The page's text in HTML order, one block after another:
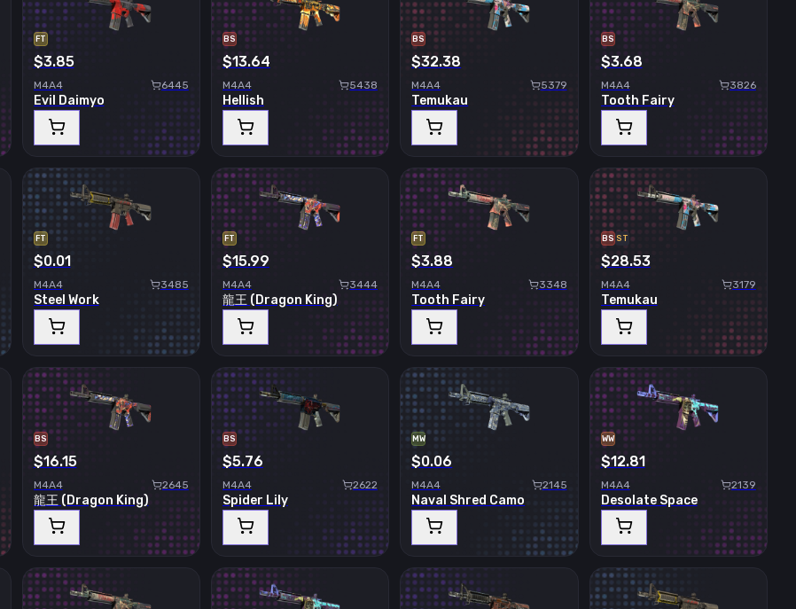
FT
$3.85
M4A4 6445
Evil Daimyo
BS
$13.64
M4A4 5438
Hellish
BS
$32.38
M4A4 5379
Temukau
BS
$3.68
M4A4 3826
Tooth Fairy
FT
$0.01
M4A4 3485
Steel Work
FT
$15.99
M4A4 3444
龍王 (Dragon King)
FT
$3.88
M4A4 3348
Tooth Fairy
BS ST
$28.53
M4A4 3179
Temukau
BS
$16.15
M4A4 2645
龍王 (Dragon King)
BS
$5.76
M4A4 2622
Spider Lily
MW
$0.06
M4A4 2145
Naval Shred Camo
WW
$12.81
M4A4 2139
Desolate Space